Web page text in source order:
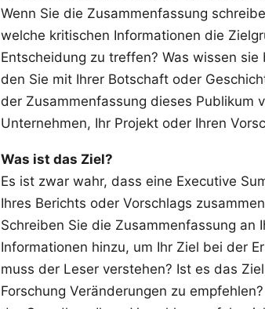
Wenn Sie die Zusammenfassung
welche kritischen Informationen die
Entscheidung zu treffen? Was wissen
den Sie mit Ihrer Botschaft oder
der Zusammenfassung dieses Publikum
Unternehmen, Ihr Projekt oder Ihren
Was ist das Ziel?
Es ist zwar wahr, dass eine Executive
Ihres Berichts oder Vorschlags
Schreiben Sie die Zusammenfassung
Informationen hinzu, um Ihr Ziel bei der
muss der Leser verstehen? Ist es das
Forschung Veränderungen zu